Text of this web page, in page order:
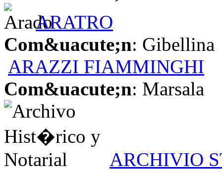
ARATRO
Com&uacute;n: Gibellina
ARAZZI FIAMMINGHI
Com&uacute;n: Marsala
ARCHIVIO